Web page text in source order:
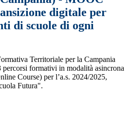
digitale per
di scuole di ogni
Territoriale per la Campania
formativi in modalità asincrona
Course) per l’a.s. 2024/2025,
Futura".